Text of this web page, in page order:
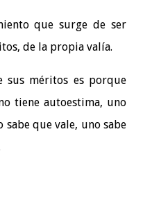
que surge de ser
de la propia valía.
sus méritos es porque
tiene autoestima, uno
sabe que vale, uno sabe